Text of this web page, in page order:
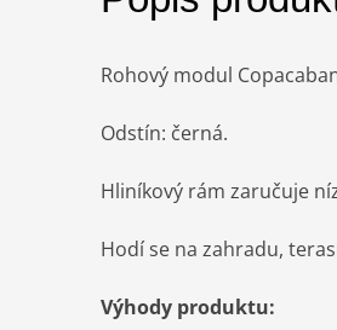
Rohový modul
Odstín: černá.
Hliníkový rám zaručuje
Hodí se na zahradu,
Výhody produktu: